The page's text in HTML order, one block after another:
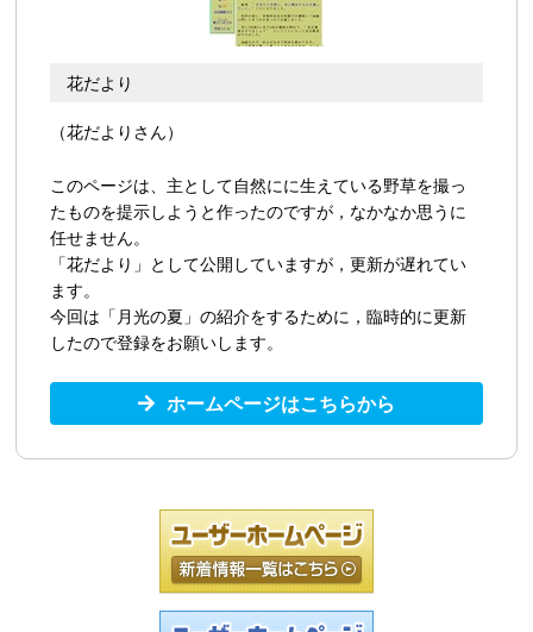
花だより
（花だよりさん）
このページは、主として自然にに生えている野草を撮っ
たものを提示しようと作ったのですが，なかなか思うに
任せません。
「花だより」として公開していますが，更新が遅れてい
ます。
今回は「月光の夏」の紹介をするために，臨時的に更新
したので登録をお願いします。
ホームページはこちらから